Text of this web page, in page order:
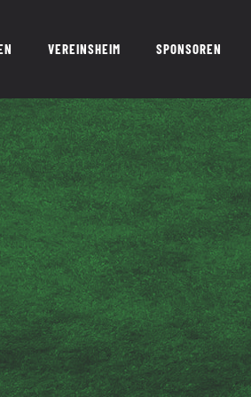
VEREINSHEIM SPONSOREN